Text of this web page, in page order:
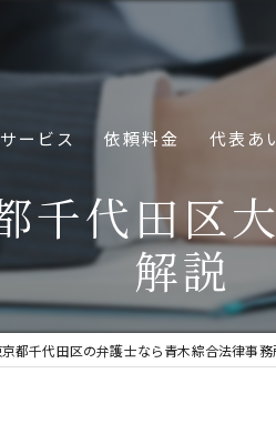
サービス 依頼料金 代表あ
千代田区
解説
京都千代田区の弁護士なら青木綜合法律事務